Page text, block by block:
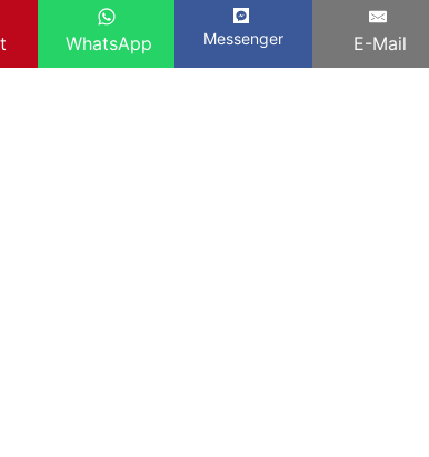
WhatsApp Messenger E-Mail